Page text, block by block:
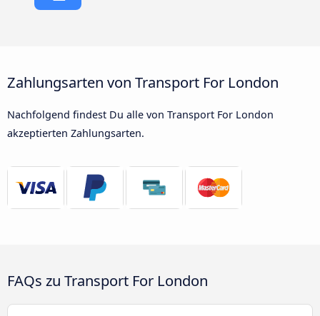
Zahlungsarten von Transport For London
Nachfolgend findest Du alle von Transport For London
akzeptierten Zahlungsarten.
FAQs zu Transport For London